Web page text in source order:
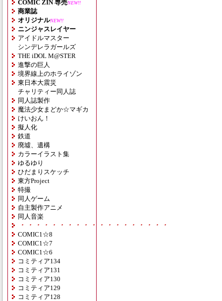
COMIC ZIN 専売NEW!!
商業誌
オリジナルNEW!!
ニンジャスレイヤー
アイドルマスター
シンデレラガールズ
THE iDOL M@STER
進撃の巨人
境界線上のホライゾン
東日本大震災
チャリティー同人誌
同人誌製作
魔法少女まどか☆マギカ
けいおん！
擬人化
鉄道
廃墟、遺構
カラーイラスト集
ゆるゆり
ひだまりスケッチ
東方Project
特撮
同人ゲーム
自主製作アニメ
同人音楽
・・・・・・・・・・・・・・・・・・・
COMIC1☆8
COMIC1☆7
COMIC1☆6
コミティア134
コミティア131
コミティア130
コミティア129
コミティア128